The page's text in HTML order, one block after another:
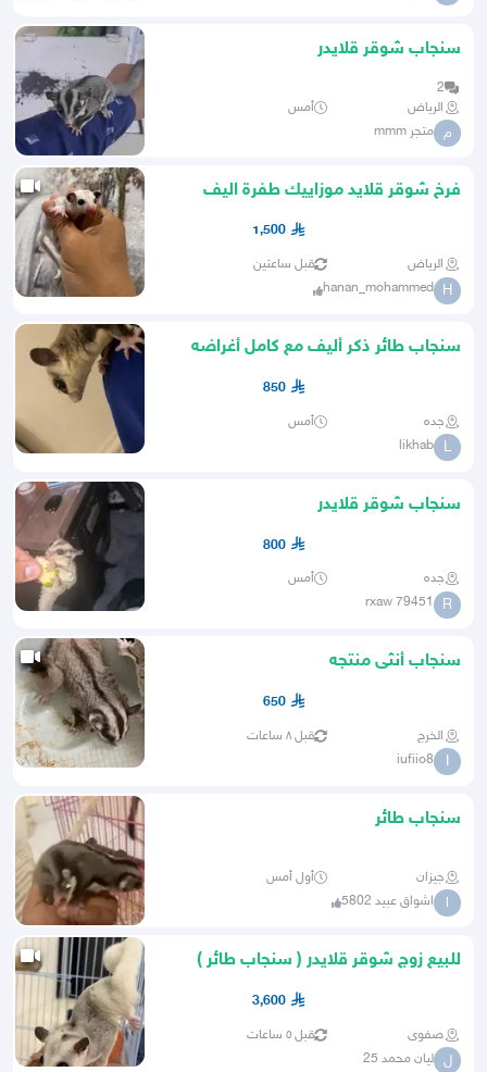
سنجاب شوقر قلايدر
2
الرياض
أمس
م متجر mmm
فرخ شوقر قلايد موزاييك طفرة اليف
1,500
الرياض قبل ساعتين
H
hanan_mohammed
سنجاب طائر ذكر أليف مع كامل أغراضه
850
جده أمس
L
likhab
سنجاب شوقر قلايدر
800
جده أمس
R
rxaw 79451
سنجاب أنثى منتجه
650
الخرج قبل ٨ ساعات
I
iufiio8
سنجاب طائر
جيزان أول أمس
ا اشواق عبيد 5802
للبيع زوج شوقر قلايدر ( سنجاب طائر )
3,600
صفوى قبل ٥ ساعات
ل ليان محمد 25